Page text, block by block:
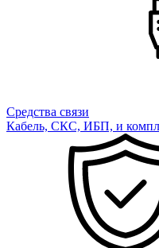
Средства связи
Кабель, СКС, ИБП, и